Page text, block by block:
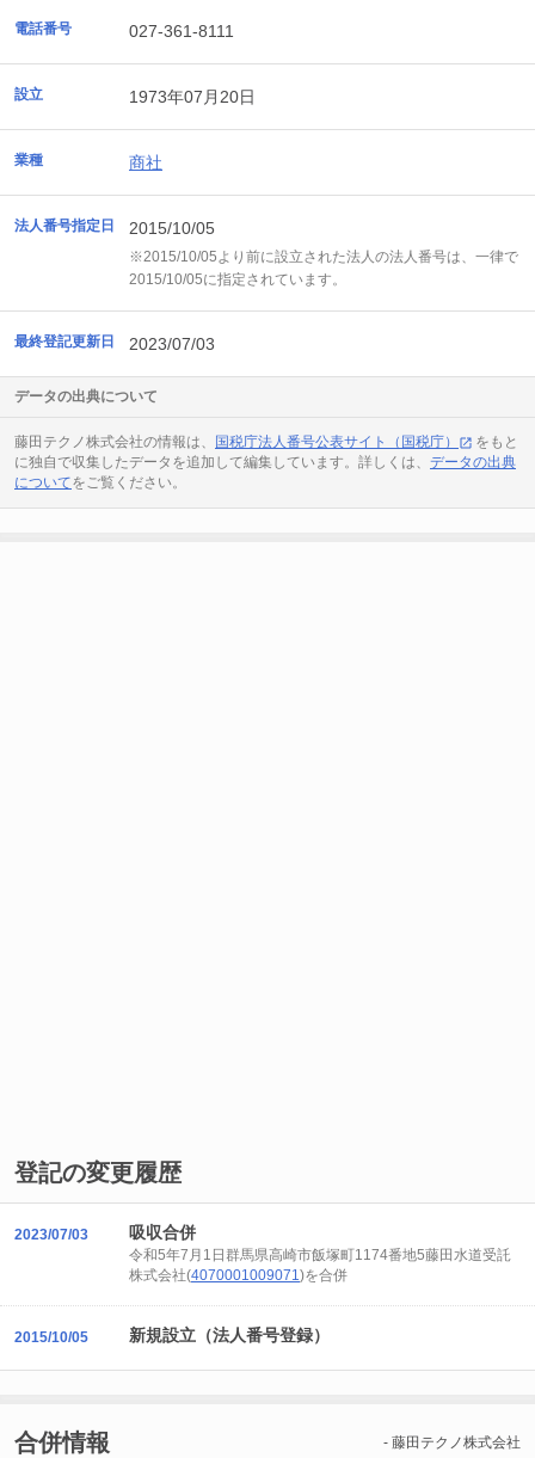
電話番号 027-361-8111
設立 1973年07月20日
業種 商社
法人番号指定日 2015/10/05
※2015/10/05より前に設立された法人の法人番号は、一律で
2015/10/05に指定されています。
最終登記更新日 2023/07/03
データの出典について
藤田テクノ株式会社の情報は、 国税庁法人番号公表サイト（国税庁）
をもと
に独自で収集したデータを追加して編集しています。詳しくは、 データの出典
についてをご覧ください。
登記の変更履歴
2023/07/03 吸収合併
令和5年7月1日群馬県高崎市飯塚町1174番地5藤田水道受託
株式会社(4070001009071)を合併
2015/10/05 新規設立（法人番号登録）
合併情報 - 藤田テクノ株式会社